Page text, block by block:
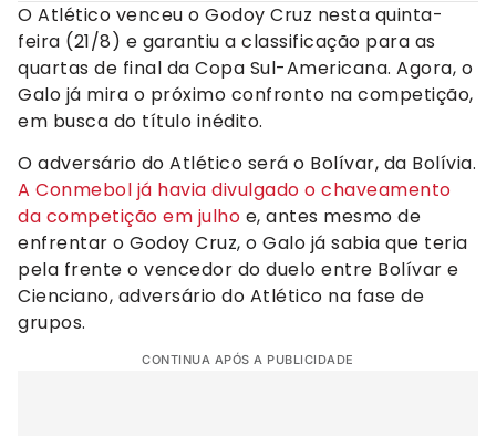
O Atlético venceu o Godoy Cruz nesta quinta-
feira (21/8) e garantiu a classificação para as
quartas de final da Copa Sul-Americana. Agora, o
Galo já mira o próximo confronto na competição,
em busca do título inédito.
O adversário do Atlético será o Bolívar, da Bolívia.
A Conmebol já havia divulgado o chaveamento
da competição em julho e, antes mesmo de
enfrentar o Godoy Cruz, o Galo já sabia que teria
pela frente o vencedor do duelo entre Bolívar e
Cienciano, adversário do Atlético na fase de
grupos.
CONTINUA APÓS A PUBLICIDADE